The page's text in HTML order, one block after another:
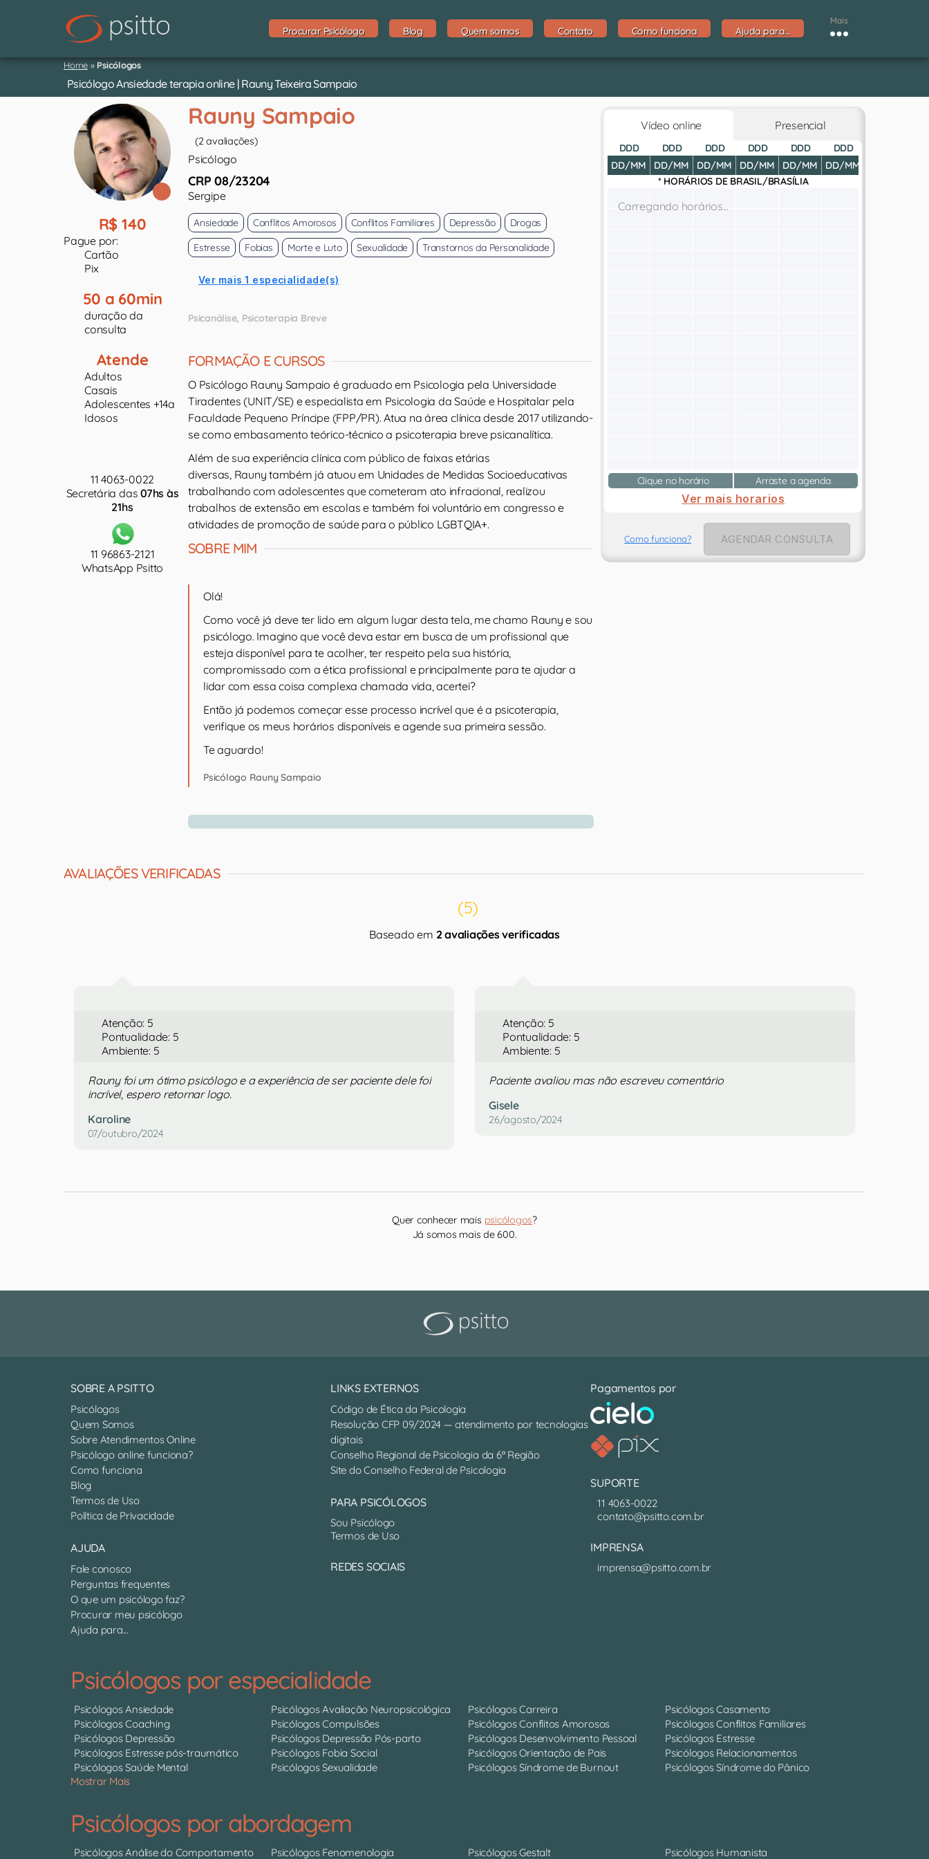
Procurar Psicólogo Blog Quem somos Contato Como funciona Ajuda para…
Mais
Home » Psicólogos
Psicólogo Ansiedade terapia online | Rauny Teixeira Sampaio
R$ 140
Pague por:
Cartão
Pix
50 a 60min
duração da
consulta
Atende
Adultos
Casais
Adolescentes +14a
Idosos
11 4063-0022
Secretária das07hs às
21hs
11 96863-2121
WhatsApp Psitto
Rauny Sampaio
(2 avaliações)
Psicólogo
CRP 08/23204
Sergipe
Ansiedade Conflitos Amorosos Conflitos Familiares Depressão
Drogas
Estresse
Fobias Morte e Luto Sexualidade Transtornos da Personalidade
Ver mais 1 especialidade(s)
Psicanálise Psicoterapia Breve
FORMAÇÃO E CURSOS
O Psicólogo Rauny Sampaio é graduado em Psicologia pela Universidade
Tiradentes (UNIT/SE) e especialista em Psicologia da Saúde e Hospitalar pela
Faculdade Pequeno Príncipe (FPP/PR). Atua na área clínica desde 2017 utilizando-
se como embasamento teórico-técnico a psicoterapia breve psicanalítica.
Além de sua experiência clínica com público de faixas etárias
diversas, Rauny também já atuou em Unidades de Medidas Socioeducativas
trabalhando com adolescentes que cometeram ato infracional, realizou
trabalhos de extensão em escolas e também foi voluntário em congresso e
atividades de promoção de saúde para o público LGBTQIA+.
SOBRE MIM
Olá!
Como você já deve ter lido em algum lugar desta tela, me chamo Rauny e sou
psicólogo. Imagino que você deva estar em busca de um profissional que
esteja disponível para te acolher, ter respeito pela sua história,
compromissado com a ética profissional e principalmente para te ajudar a
lidar com essa coisa complexa chamada vida, acertei?
Então já podemos começar esse processo incrível que é a psicoterapia,
verifique os meus horários disponíveis e agende sua primeira sessão.
Te aguardo!
Psicólogo Rauny Sampaio
Vídeo online Presencial
DDD
DD/MM
DDD
DD/MM
DDD
DD/MM
DDD
DD/MM
DDD
DD/MM
DDD
DD/MM
* HORÁRIOS DE BRASIL/BRASÍLIA
Carregando horários...
Clique no horário Arraste a agenda
Ver mais horarios
Como funciona? AGENDAR CONSULTA
AVALIAÇÕES VERIFICADAS
(5)
Baseado em 2 avaliações verificadas
Atenção: 5
Pontualidade: 5
Ambiente: 5
Rauny foi um ótimo psicólogo e a experiência de ser paciente dele foi
incrível, espero retornar logo.
Karoline
07/outubro/2024
Atenção: 5
Pontualidade: 5
Ambiente: 5
Paciente avaliou mas não escreveu comentário
Gisele
26/agosto/2024
Quer conhecer mais psicólogos?
Já somos mais de 600.
SOBRE A PSITTO
Psicólogos
Quem Somos
Sobre Atendimentos Online
Psicólogo online funciona?
Como funciona
Blog
Termos de Uso
Política de Privacidade
AJUDA
Fale conosco
Perguntas frequentes
O que um psicólogo faz?
Procurar meu psicólogo
Ajuda para...
LINKS EXTERNOS
Código de Ética da Psicologia
Resolução CFP 09/2024 — atendimento por tecnologias
digitais
Conselho Regional de Psicologia da 6ª Região
Site do Conselho Federal de Psicologia
PARA PSICÓLOGOS
Sou Psicólogo
Termos de Uso
REDES SOCIAIS
Pagamentos por
SUPORTE
11 4063-0022
contato@psitto.com.br
IMPRENSA
imprensa@psitto.com.br
Psicólogos por especialidade
Psicólogos Ansiedade Psicólogos Avaliação Neuropsicológica Psicólogos Carreira
Psicólogos Casamento
Psicólogos Coaching
Psicólogos Compulsões Psicólogos Conflitos Amorosos
Psicólogos Conflitos Familiares
Psicólogos Depressão
Psicólogos Depressão Pós-parto Psicólogos Desenvolvimento Pessoal
Psicólogos Estresse
Psicólogos Estresse pós-traumático
Psicólogos Fobia Social Psicólogos Orientação de Pais
Psicólogos Relacionamentos
Psicólogos Saúde Mental
Psicólogos Sexualidade Psicólogos Síndrome de Burnout
Psicólogos Síndrome do Pânico
Mostrar Mais
Psicólogos por abordagem
Psicólogos Análise do Comportamento Psicólogos Fenomenologia Psicólogos Gestalt Psicólogos Humanista